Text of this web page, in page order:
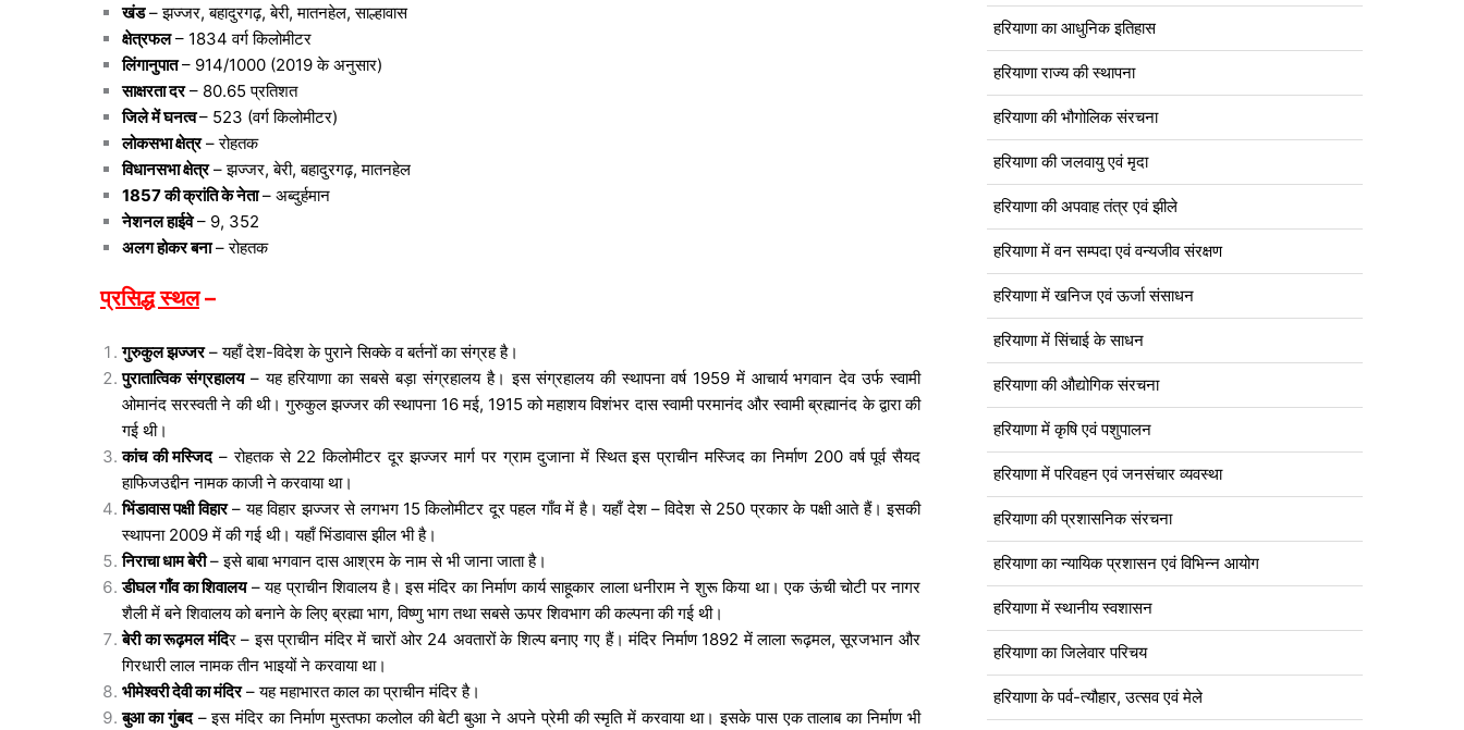
खंड– झज्जर, बहादुरगढ़, बेरी, मातनहेल, साल्हावास
क्षेत्रफल– 1834 वर्ग किलोमीटर
लिंगानुपात– 914/1000 (2019 के अनुसार)
साक्षरता दर– 80.65 प्रतिशत
जिले में घनत्व– 523 (वर्ग किलोमीटर)
लोकसभा क्षेत्र– रोहतक
विधानसभा क्षेत्र– झज्जर, बेरी, बहादुरगढ़, मातनहेल
1857 की क्रांति के नेता– अब्दुर्हमान
नेशनल हाईवे– 9, 352
अलग होकर बना– रोहतक
प्रसिद्ध स्थल–
गुरुकुल झज्जर– यहाँ देश-विदेश के पुराने सिक्के व बर्तनों का संग्रह है।
पुरातात्विक संग्रहालय– यह हरियाणा का सबसे बड़ा संग्रहालय है। इस संग्रहालय की स्थापना वर्ष 1959 में आचार्य भगवान देव उर्फ स्वामी
ओमानंद सरस्वती ने की थी। गुरुकुल झज्जर की स्थापना 16 मई, 1915 को महाशय विशंभर दास स्वामी परमानंद और स्वामी ब्रह्मानंद के द्वारा की
गई थी।
कांच की मस्जिद– रोहतक से 22 किलोमीटर दूर झज्जर मार्ग पर ग्राम दुजाना में स्थित इस प्राचीन मस्जिद का निर्माण 200 वर्ष पूर्व सैयद
हाफिजउद्दीन नामक काजी ने करवाया था।
भिंडावास पक्षी विहार– यह विहार झज्जर से लगभग 15 किलोमीटर दूर पहल गाँव में है। यहाँ देश – विदेश से 250 प्रकार के पक्षी आते हैं। इसकी
स्थापना 2009 में की गई थी। यहाँ भिंडावास झील भी है।
निराचा धाम बेरी– इसे बाबा भगवान दास आश्रम के नाम से भी जाना जाता है।
डीघल गाँव का शिवालय– यह प्राचीन शिवालय है। इस मंदिर का निर्माण कार्य साहूकार लाला धनीराम ने शुरू किया था। एक ऊंची चोटी पर नागर
शैली में बने शिवालय को बनाने के लिए ब्रह्मा भाग, विष्णु भाग तथा सबसे ऊपर शिवभाग की कल्पना की गई थी।
बेरी का रूढ़मल मंदिर – इस प्राचीन मंदिर में चारों ओर 24 अवतारों के शिल्प बनाए गए हैं। मंदिर निर्माण 1892 में लाला रूढ़मल,सूरजभान और
गिरधारी लाल नामक तीन भाइयों ने करवाया था।
भीमेश्वरी देवी का मंदिर– यह महाभारत काल का प्राचीन मंदिर है।
बुआ का गुंबद– इस मंदिर का निर्माण मुस्तफा कलोल की बेटी बुआ ने अपने प्रेमी की स्मृति में करवाया था। इसके पास एक तालाब का निर्माण भी
हरियाणा का आधुनिक इतिहास
हरियाणा राज्य की स्थापना
हरियाणा की भौगोलिक संरचना
हरियाणा की जलवायु एवं मृदा
हरियाणा की अपवाह तंत्र एवं झीले
हरियाणा में वन सम्पदा एवं वन्यजीव संरक्षण
हरियाणा में खनिज एवं ऊर्जा संसाधन
हरियाणा में सिंचाई के साधन
हरियाणा की औद्योगिक संरचना
हरियाणा में कृषि एवं पशुपालन
हरियाणा में परिवहन एवं जनसंचार व्यवस्था
हरियाणा की प्रशासनिक संरचना
हरियाणा का न्यायिक प्रशासन एवं विभिन्न आयोग
हरियाणा में स्थानीय स्वशासन
हरियाणा का जिलेवार परिचय
हरियाणा के पर्व-त्यौहार, उत्सव एवं मेले